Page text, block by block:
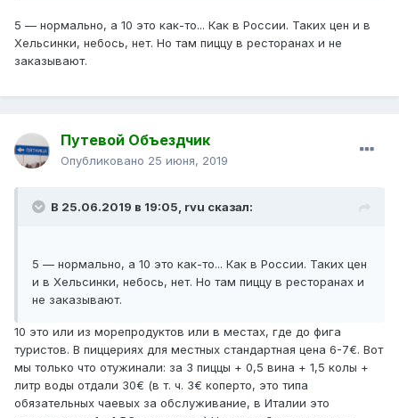
5 — нормально, а 10 это как-то... Как в России. Таких цен и в
Хельсинки, небось, нет. Но там пиццу в ресторанах и не
заказывают.
Путевой Объездчик
Опубликовано 25 июня, 2019
В 25.06.2019 в 19:05, rvu сказал:
5 — нормально, а 10 это как-то... Как в России. Таких цен
и в Хельсинки, небось, нет. Но там пиццу в ресторанах и
не заказывают.
10 это или из морепродуктов или в местах, где до фига
туристов. В пиццериях для местных стандартная цена 6-7€. Вот
мы только что отужинали: за 3 пиццы + 0,5 вина + 1,5 колы +
литр воды отдали 30€ (в т. ч. 3€ коперто, это типа
обязательных чаевых за обслуживание, в Италии это